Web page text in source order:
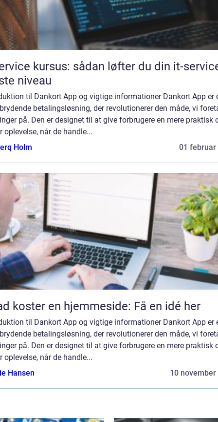
kursus: sådan løfter du din it-
niveau
til Dankort App og vigtige informationer Dankort App er
betalingsløsning, der revolutionerer den måde, vi
på. Den er designet til at give forbrugere en mere praktisk
oplevelse, når de handle...
Holm
01 februar
koster en hjemmeside: Få en idé her
til Dankort App og vigtige informationer Dankort App er
betalingsløsning, der revolutionerer den måde, vi
på. Den er designet til at give forbrugere en mere praktisk
oplevelse, når de handle...
Hansen
10 november